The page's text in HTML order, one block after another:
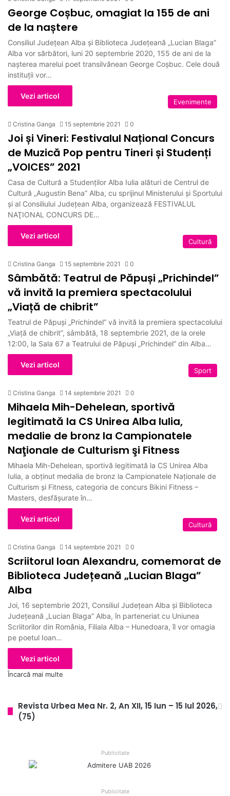
George Coșbuc, omagiat la 155 de ani
de la naștere
Consiliul Județean Alba și Biblioteca Județeană „Lucian Blaga”
Alba vor sărbători, luni 20 septembrie 2020, 155 de ani de la
nașterea marelui poet transilvănean George Coșbuc. Cele două
instituții vor…
Vezi articol
Evenimente
Cristina Ganga 15 septembrie 2021 0
Joi și Vineri: Festivalul Național Concurs
de Muzică Pop pentru Tineri și Studenți
„VOICES” 2021
Casa de Cultură a Studenților Alba Iulia alături de Centrul de
Cultură „Augustin Bena” Alba, cu sprijinul Ministerului și Sportului
și al Consiliului Județean Alba, organizează FESTIVALUL
NAŢIONAL CONCURS DE…
Vezi articol
Cultură
Cristina Ganga 15 septembrie 2021 0
Sâmbătă: Teatrul de Păpuși „Prichindel”
vă invită la premiera spectacolului
„Viață de chibrit”
Teatrul de Păpuși „Prichindel” vă invită la premiera spectacolului
„Viață de chibrit”, sâmbătă, 18 septembrie 2021, de la orele
12:00, la Sala 67 a Teatrului de Păpuși „Prichindel” din Alba…
Vezi articol
Sport
Cristina Ganga 14 septembrie 2021 0
Mihaela Mih-Dehelean, sportivă
legitimată la CS Unirea Alba Iulia,
medalie de bronz la Campionatele
Naţionale de Culturism şi Fitness
Mihaela Mih-Dehelean, sportivă legitimată la CS Unirea Alba
Iulia, a obținut medalia de bronz la Campionatele Naționale de
Culturism și Fitness, categoria de concurs Bikini Fitness –
Masters, desfășurate în…
Vezi articol
Cultură
Cristina Ganga 14 septembrie 2021 0
Scriitorul Ioan Alexandru, comemorat de
Biblioteca Județeană „Lucian Blaga”
Alba
Joi, 16 septembrie 2021, Consiliul Județean Alba și Biblioteca
Județeană „Lucian Blaga” Alba, în parteneriat cu Uniunea
Scriitorilor din România, Filiala Alba – Hunedoara, îl vor omagia
pe poetul Ioan…
Vezi articol
Încarcă mai multe
Revista Urbea Mea Nr. 2, An XII, 15 Iun – 15 Iul 2026,
(75)
Publicitate
Publicitate